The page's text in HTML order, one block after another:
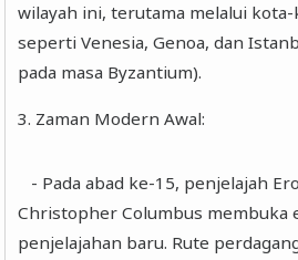
wilayah ini, terutama melalui
seperti Venesia, Genoa, dan
pada masa Byzantium).
3. Zaman Modern Awal:
- Pada abad ke-15, penjelajah
Christopher Columbus membuka
penjelajahan baru. Rute